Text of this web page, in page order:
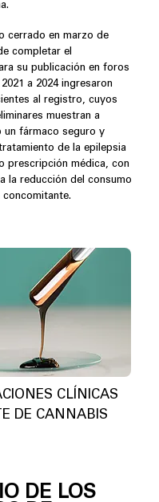
cerrado en marzo de
completar el
su publicación en foros
a 2024 ingresaron
al registro, cuyos
muestran a
un fármaco seguro y
de la epilepsia
prescripción médica, con
la reducción del consumo
concomitante.
CLÍNICAS
DE CANNABIS
DE LOS